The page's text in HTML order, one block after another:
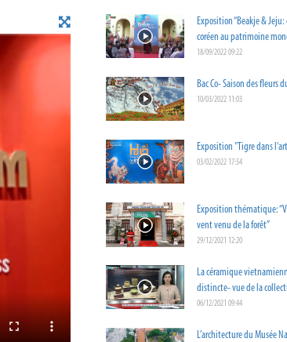
Exposition “Beakje &
coréen au patrimoine
18/09/2022 09:22
Bac Co- Saison des fleurs
10/03/2022 11:03
Exposition "Tigre dans
03/02/2022 17:54
Exposition thématique:
vent venu de la forêt”
29/12/2021 12:20
La céramique
distincte- vue de la
06/12/2021 09:44
L’architecture du Musée